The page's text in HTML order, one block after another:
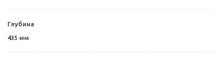
Глубина
435 мм